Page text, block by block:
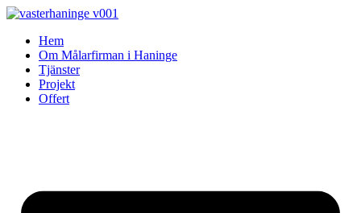
Skip
contentHem
Om Målarfirman i Haninge
Tjänster
Projekt
Offert